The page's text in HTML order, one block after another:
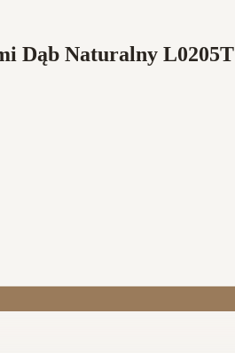
Dąb Naturalny L0205T